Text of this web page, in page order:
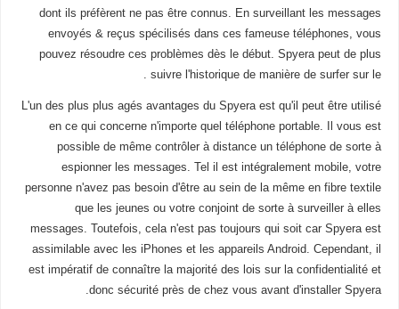
dont ils préfèrent ne pas être connus. En surveillant les messages
envoyés & reçus spécilisés dans ces fameuse téléphones, vous
pouvez résoudre ces problèmes dès le début. Spyera peut de plus
suivre l'historique de manière de surfer sur le .
L'un des plus plus agés avantages du Spyera est qu'il peut être utilisé
en ce qui concerne n'importe quel téléphone portable. Il vous est
possible de même contrôler à distance un téléphone de sorte à
espionner les messages. Tel il est intégralement mobile, votre
personne n'avez pas besoin d'être au sein de la même en fibre textile
que les jeunes ou votre conjoint de sorte à surveiller à elles
messages. Toutefois, cela n'est pas toujours qui soit car Spyera est
assimilable avec les iPhones et les appareils Android. Cependant, il
est impératif de connaître la majorité des lois sur la confidentialité et
donc sécurité près de chez vous avant d'installer Spyera.